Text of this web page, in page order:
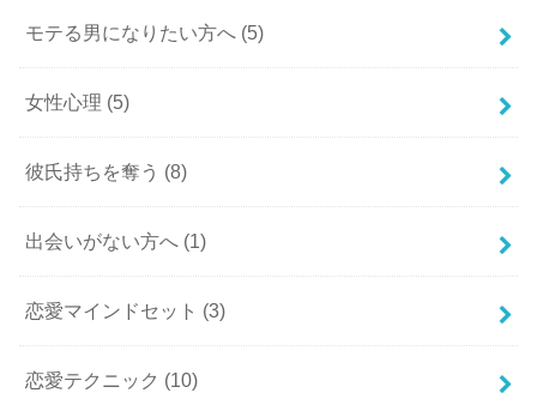
モテる男になりたい方へ (5)
女性心理 (5)
彼氏持ちを奪う (8)
出会いがない方へ (1)
恋愛マインドセット (3)
恋愛テクニック (10)